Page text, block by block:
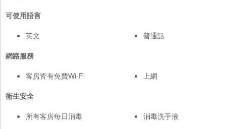
可使用語言
英文
普通話
網路服務
客房皆有免費Wi-Fi
上網
衛生安全
所有客房每日消毒
消毒洗手液